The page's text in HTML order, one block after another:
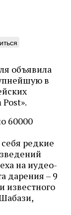
объявила
в
60000
редкие
на иудео-
дарения – 9
известного